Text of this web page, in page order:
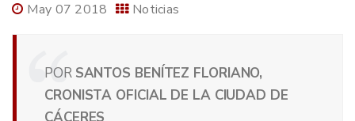
May 07 2018 Noticias
POR SANTOS BENÍTEZ FLORIANO,
CRONISTA OFICIAL DE LA CIUDAD DE